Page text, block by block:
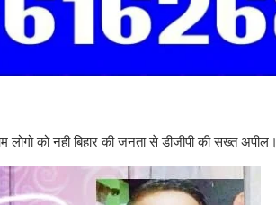
को नही बिहार की जनता से डीजीपी की सख्त अपील।